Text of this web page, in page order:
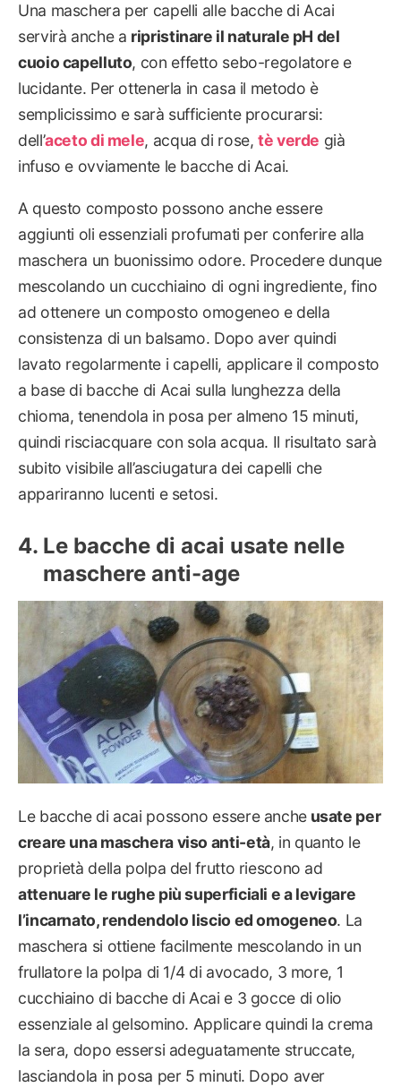
Una maschera per capelli alle bacche di Acai
servirà anche a ripristinare il naturale pH del
cuoio capelluto, con effetto sebo-regolatore e
lucidante. Per ottenerla in casa il metodo è
semplicissimo e sarà sufficiente procurarsi:
dell’aceto di mele, acqua di rose,tè verde già
infuso e ovviamente le bacche di Acai.
A questo composto possono anche essere
aggiunti oli essenziali profumati per conferire alla
maschera un buonissimo odore. Procedere dunque
mescolando un cucchiaino di ogni ingrediente, fino
ad ottenere un composto omogeneo e della
consistenza di un balsamo. Dopo aver quindi
lavato regolarmente i capelli, applicare il composto
a base di bacche di Acai sulla lunghezza della
chioma, tenendola in posa per almeno 15 minuti,
quindi risciacquare con sola acqua. Il risultato sarà
subito visibile all’asciugatura dei capelli che
appariranno lucenti e setosi.
Le bacche di acai usate nelle
maschere anti-age
Le bacche di acai possono essere ancheusate per
creare una maschera viso anti-età, in quanto le
proprietà della polpa del frutto riescono ad
attenuare le rughe più superficiali e a levigare
l’incarnato, rendendolo liscio ed omogeneo. La
maschera si ottiene facilmente mescolando in un
frullatore la polpa di 1/4 di avocado, 3 more, 1
cucchiaino di bacche di Acai e 3 gocce di olio
essenziale al gelsomino. Applicare quindi la crema
la sera, dopo essersi adeguatamente struccate,
lasciandola in posa per 5 minuti. Dopo aver